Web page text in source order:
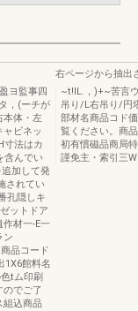
ヨ監事四
，(ーチが
本体・左
ビネッ
寸法はカ
含んでい
加して発
されてい
孔隠しキ
ットドア
材一-E一
ン
品コード
1X6館料名
tム印刷
のでご了
組込商品
右ページから抽出
~t!lL.，)+~苦言
吊り/L右吊り/円
部材名商品コド
覧ください。商
初有慣磁品商局
謹免主・索引三